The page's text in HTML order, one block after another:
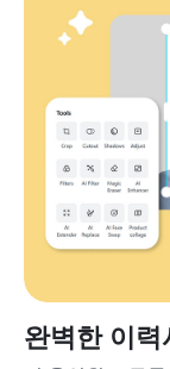
완벽한 이